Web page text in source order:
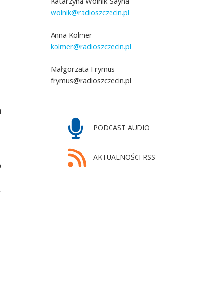
wolnik@radioszczecin.pl
Anna Kolmer
kolmer@radioszczecin.pl
Małgorzata Frymus
frymus@radioszczecin.pl
PODCAST AUDIO
AKTUALNOŚCI RSS